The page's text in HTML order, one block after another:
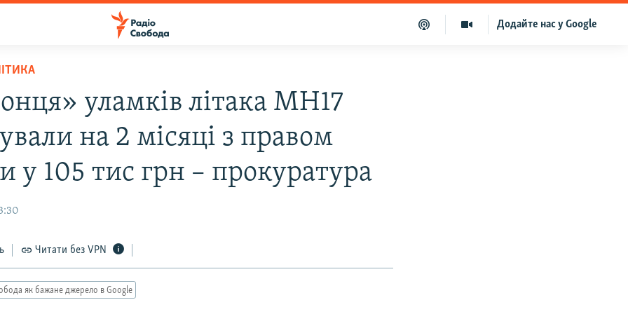
Додайте нас у Google
уламків літака МН17
на 2 місяці з правом
у 105 тис грн – прокуратура
Читати без VPN
як бажане джерело в Google